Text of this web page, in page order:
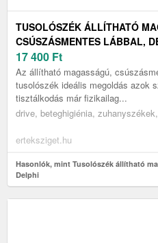
TUSOLÓSZÉK ÁLLÍTHATÓ
CSÚSZÁSMENTES LÁBBAL,
17 400 Ft
Az állítható magasságú,
tusolószék ideális megoldás azok
tisztálkodás már fizikailag...
drive, beteghigiénia,
erteksziget.hu
Hasonlók, mint Tusolószék állítható
Delphi